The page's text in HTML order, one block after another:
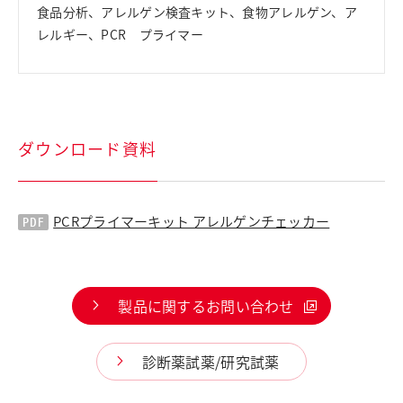
食品分析、アレルゲン検査キット、食物アレルゲン、ア
レルギー、PCR プライマー
ダウンロード資料
PCRプライマーキット アレルゲンチェッカー
製品に関するお問い合わせ
診断薬試薬/研究試薬